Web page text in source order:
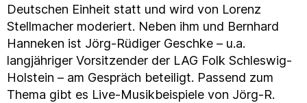
Deutschen Einheit statt und wird von Lorenz
Stellmacher moderiert. Neben ihm und Bernhard
Hanneken ist Jörg-Rüdiger Geschke – u.a.
langjähriger Vorsitzender der LAG Folk Schleswig-
Holstein – am Gespräch beteiligt. Passend zum
Thema gibt es Live-Musikbeispiele von Jörg-R.